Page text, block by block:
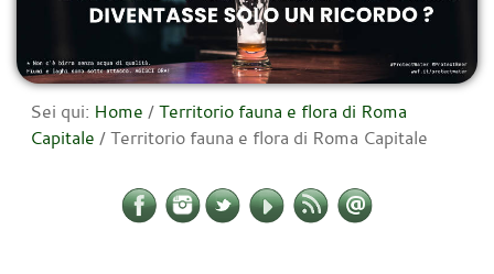
Sei qui: Home /Territorio fauna e flora di Roma
Capitale /Territorio fauna e flora di Roma Capitale